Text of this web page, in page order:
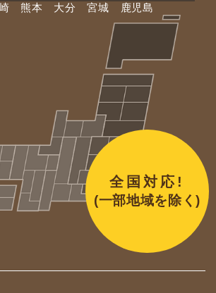
熊本 大分 宮城 鹿児島
全国対応!
(一部地域を除く)